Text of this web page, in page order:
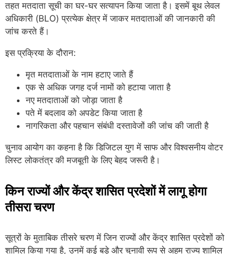
तहत मतदाता सूची का घर-घर सत्यापन किया जाता है। इसमें बूथ लेवल
अधिकारी (BLO) प्रत्येक क्षेत्र में जाकर मतदाताओं की जानकारी की
जांच करते हैं।
इस प्रक्रिया के दौरान:
मृत मतदाताओं के नाम हटाए जाते हैं
एक से अधिक जगह दर्ज नामों को हटाया जाता है
नए मतदाताओं को जोड़ा जाता है
पते में बदलाव को अपडेट किया जाता है
नागरिकता और पहचान संबंधी दस्तावेजों की जांच की जाती है
चुनाव आयोग का कहना है कि डिजिटल युग में साफ और विश्वसनीय वोटर
लिस्ट लोकतंत्र की मजबूती के लिए बेहद जरूरी है।
किन राज्यों और केंद्र शासित प्रदेशों में लागू होगा
तीसरा चरण
सूत्रों के मुताबिक तीसरे चरण में जिन राज्यों और केंद्र शासित प्रदेशों को
शामिल किया गया है, उनमें कई बड़े और चुनावी रूप से अहम राज्य शामिल